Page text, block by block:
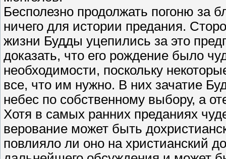
Бесполезно продолжать погоню за
ничего для истории предания.
жизни Будды уцепились за это
доказать, что его рождение было
необходимости, поскольку
все, что им нужно. В них зачатие
небес по собственному выбору, а
Хотя в самых ранних преданиях
верование может быть
повлияло ли оно на христианский